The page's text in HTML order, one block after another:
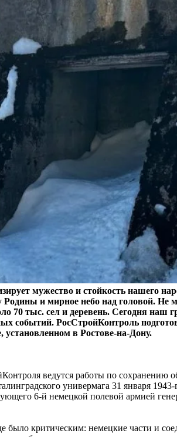
мужество и стойкость нашего
Родины и мирное небо над головой.
70 тыс. сел и деревень. Сегодня
событий. РосСтройКонтроль
установленном в Ростове-на-Дону.
ведутся работы по сохранению
универмага 31 января
6-й немецкой полевой армией
критическим: немецкие части и